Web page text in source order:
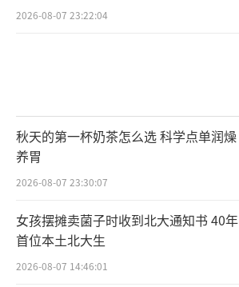
2026-08-07 23:22:04
秋天的第一杯奶茶怎么选 科学点单润燥
养胃
2026-08-07 23:30:07
女孩摆摊卖菌子时收到北大通知书 40年
首位本土北大生
2026-08-07 14:46:01